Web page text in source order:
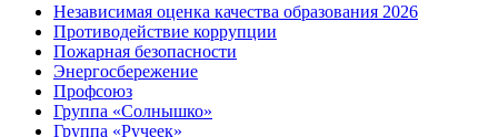
Независимая оценка качества образования 2026
Противодействие коррупции
Пожарная безопасности
Энергосбережение
Профсоюз
Группа «Солнышко»
Группа «Ручеек»